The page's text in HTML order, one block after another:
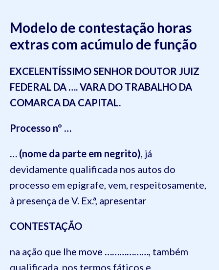
Modelo de contestação horas
extras com acúmulo de função
EXCELENTÍSSIMO SENHOR DOUTOR JUIZ
FEDERAL DA …. VARA DO TRABALHO DA
COMARCA DA CAPITAL.
Processo nº …
… (nome da parte em negrito) , já
devidamente qualificada nos autos do
processo em epígrafe, vem, respeitosamente,
à presença de V. Ex.ª, apresentar
CONTESTAÇÃO
na ação que lhe move ……………… , também
qualificada, nos termos fáticos e